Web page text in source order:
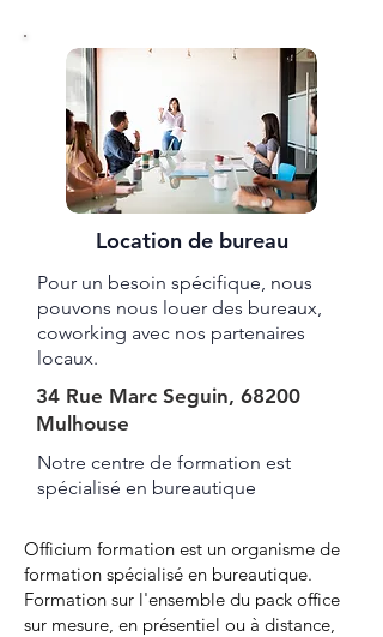
Location de bureau
Pour un besoin spécifique, nous
pouvons nous louer des bureaux,
coworking avec nos partenaires
locaux.
34 Rue Marc Seguin, 68200
Mulhouse
Notre centre de formation est
spécialisé en bureautique ​​​
Officium formation est un organisme de
formation spécialisé en bureautique.
Formation sur l'ensemble du pack office
sur mesure, en présentiel ou à distance,